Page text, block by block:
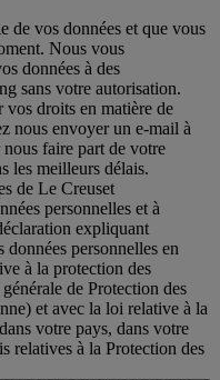
de vos données et que vous
Nous vous
données à des
sans votre autorisation.
droits en matière de
nous envoyer un e-mail à
nous faire part de votre
les meilleurs délais.
de Le Creuset
personnelles et à
expliquant
personnelles en
à la protection des
de Protection des
et avec la loi relative à la
votre pays, dans votre
relatives à la Protection des